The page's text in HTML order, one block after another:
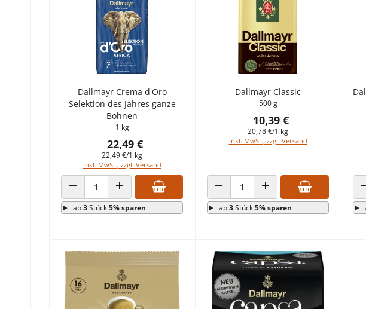
Dallmayr Crema d'Oro
Selektion des Jahres ganze
Bohnen
1 kg
22,49 €
22,49 €/1 kg
inkl. MwSt., zzgl. Versand
ANZAHL VERRINGERNANZAHL ERHÖHEN
ab3Stück5% sparen
Dallmayr Classic
500 g
10,39 €
20,78 €/1 kg
inkl. MwSt., zzgl. Versand
ANZAHL VERRINGERNANZAHL ERHÖHEN
ab3Stück5% sparen